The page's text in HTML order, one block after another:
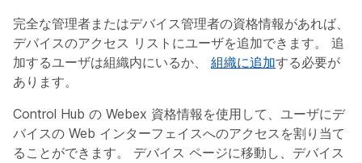
完全な管理者またはデバイス管理者の資格情報があれば、
デバイスのアクセス リストにユーザを追加できます。 追
加するユーザは組織内にいるか、 組織に追加する必要が
あります。
Control Hub の Webex 資格情報を使用して、ユーザにデ
バイスの Web インターフェイスへのアクセスを割り当て
ることができます。 デバイス ページに移動し、デバイス